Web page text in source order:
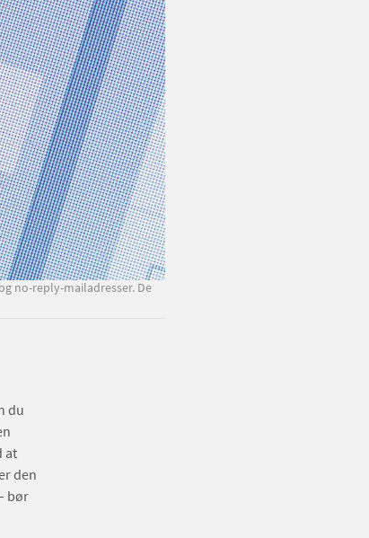
no-reply-mailadresser. De
du
at
den
bør